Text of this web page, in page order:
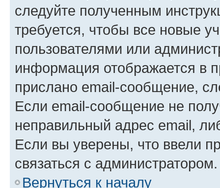
следуйте полученным
требуется, чтобы все новые
пользователями или
информация отображается в
прислано email-сообщение,
Если email-сообщение не
неправильный адрес email,
Если вы уверены, что ввели
связаться с администратором.
Вернуться к началу